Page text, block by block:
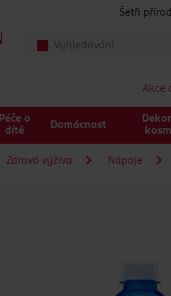
Šetři
Akce
Péče o
dítě
Domácnost
Zdravá výživa Nápoje